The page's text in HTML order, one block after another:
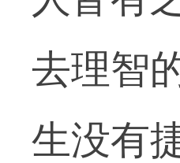
去理智
生没有